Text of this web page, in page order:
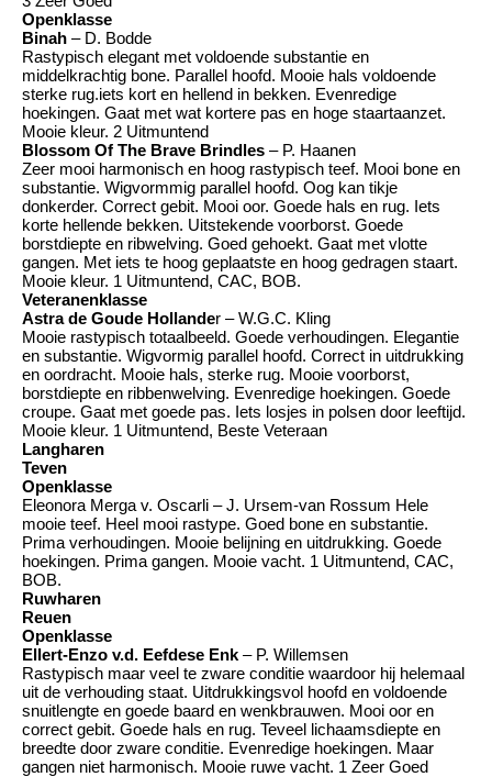
Openklasse
Binah – D. Bodde
Rastypisch elegant met voldoende substantie en
middelkrachtig bone. Parallel hoofd. Mooie hals voldoende
sterke rug.iets kort en hellend in bekken. Evenredige
hoekingen. Gaat met wat kortere pas en hoge staartaanzet.
Mooie kleur. 2 Uitmuntend
Blossom Of The Brave Brindles – P. Haanen
Zeer mooi harmonisch en hoog rastypisch teef. Mooi bone en
substantie. Wigvormmig parallel hoofd. Oog kan tikje
donkerder. Correct gebit. Mooi oor. Goede hals en rug. Iets
korte hellende bekken. Uitstekende voorborst. Goede
borstdiepte en ribwelving. Goed gehoekt. Gaat met vlotte
gangen. Met iets te hoog geplaatste en hoog gedragen staart.
Mooie kleur. 1 Uitmuntend, CAC, BOB.
Veteranenklasse
Astra de Goude Hollander – W.G.C. Kling
Mooie rastypisch totaalbeeld. Goede verhoudingen. Elegantie
en substantie. Wigvormig parallel hoofd. Correct in uitdrukking
en oordracht. Mooie hals, sterke rug. Mooie voorborst,
borstdiepte en ribbenwelving. Evenredige hoekingen. Goede
croupe. Gaat met goede pas. Iets losjes in polsen door leeftijd.
Mooie kleur. 1 Uitmuntend, Beste Veteraan
Langharen
Teven
Openklasse
Eleonora Merga v. Oscarli – J. Ursem-van Rossum Hele
mooie teef. Heel mooi rastype. Goed bone en substantie.
Prima verhoudingen. Mooie belijning en uitdrukking. Goede
hoekingen. Prima gangen. Mooie vacht. 1 Uitmuntend, CAC,
BOB.
Ruwharen
Reuen
Openklasse
Ellert-Enzo v.d. Eefdese Enk – P. Willemsen
Rastypisch maar veel te zware conditie waardoor hij helemaal
uit de verhouding staat. Uitdrukkingsvol hoofd en voldoende
snuitlengte en goede baard en wenkbrauwen. Mooi oor en
correct gebit. Goede hals en rug. Teveel lichaamsdiepte en
breedte door zware conditie. Evenredige hoekingen. Maar
gangen niet harmonisch. Mooie ruwe vacht. 1 Zeer Goed